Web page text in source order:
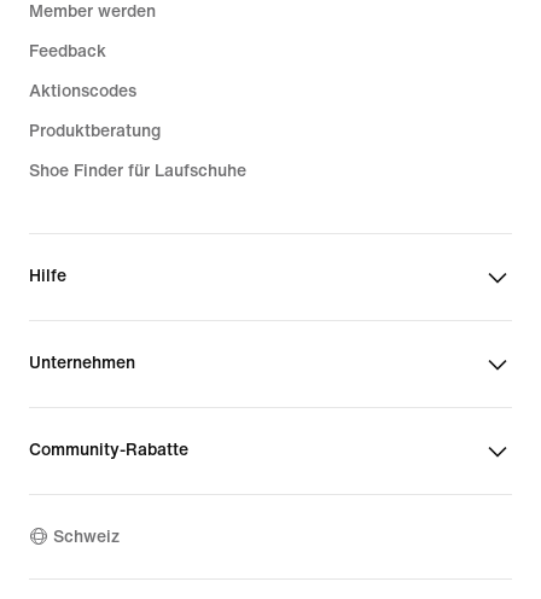
Member werden
Feedback
Aktionscodes
Produktberatung
Shoe Finder für Laufschuhe
Hilfe
Unternehmen
Community-Rabatte
Schweiz